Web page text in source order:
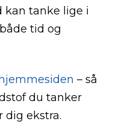
kan tanke lige i
tid og
– så
du tanker
dig ekstra.